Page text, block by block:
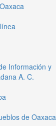
Información y
A. C.
de Oaxaca